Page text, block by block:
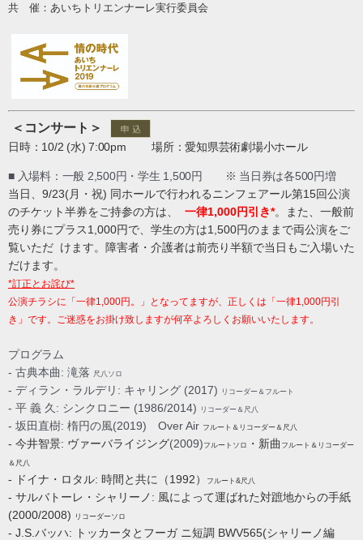
共 催 ：あいちトリエンナーレ実行委員会
＜コンサート＞
日時：10/2 (水) 7:00pm 場所：愛知県芸術劇場小ホール
■ 入場料：一般 2,500円・学生 1,500円 ※ 当日券は各500円増
当日、9/23(月・祝) 同ホールで行われるニンフェアール第15回公演
のチケット半券をご持参の方は、
一律1,000円引き*。また、一般前
売り券にプラス1,000円で、学生の方は1,500円のままで両公演をご
覧いただ けます。障害者・介護者は前売り半額で当日もご入場いた
だけます。
*訂正とお詫び*
公演チラシに「一律1,000円。」となってますが、正しくは「一律1,000円引
き」です。ご迷惑をお掛け致しますが何卒よろしくお願いいたします。
プログラム
- 古典本曲: 滝落 尺八ソロ
- ディラン・ラルデリ: キャリング (2017) リコーダー＆フルート
- 平 義 久: シンクロニー (1986/2014) リコーダー＆尺八
- 坂田直樹: 楕円の風(2019) Over Air フルート＆リコーダー＆尺八
- 今井智景: ヴァーバライジング(2009) フルートソロ ・新曲 フルート＆リコーダー
＆尺八
- ドイナ・ロタル: 時間と共に（1992） フルート&尺八
- サルバトーレ・シャリーノ: 風によって運ばれた対蹠地からの手紙
(2000/2008)
リコーダーソロ
- J.S.バッハ: トッカータとフーガ ニ短調 BWV565(シャリーノ編